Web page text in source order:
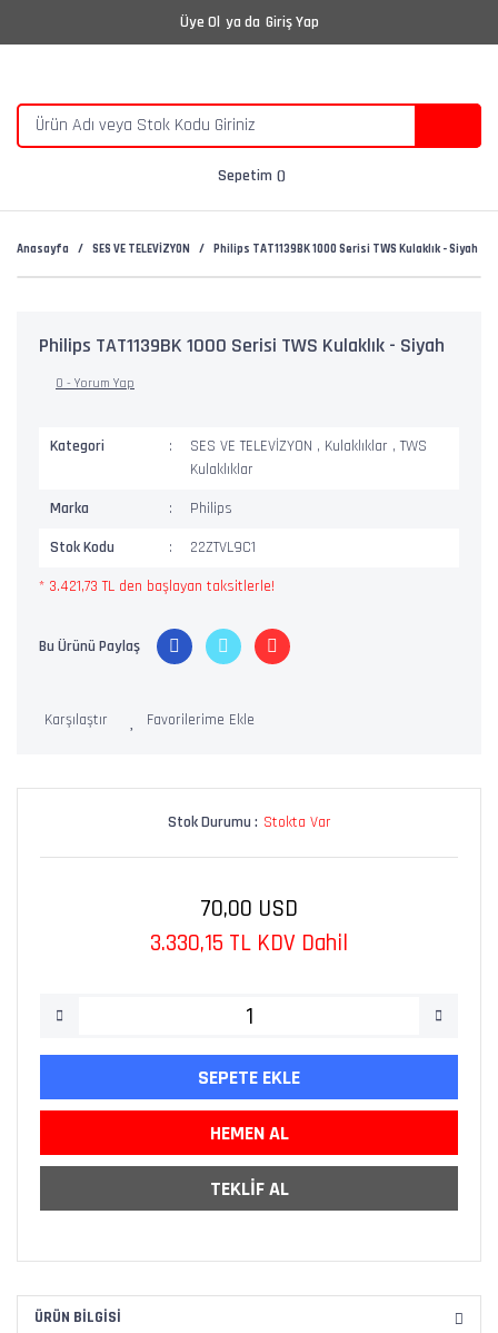
Üye Ol ya da Giriş Yap
Sepetim
Anasayfa SES VE TELEVİZYON Philips TAT1139BK 1000 Serisi TWS Kulaklık - Siyah
Philips TAT1139BK 1000 Serisi TWS Kulaklık - Siyah
0 - Yorum Yap
Kategori SES VE TELEVİZYON , Kulaklıklar ,TWS
Kulaklıklar
Marka
Philips
Stok Kodu
22ZTVL9C1
* 3.421,73 TL den başlayan taksitlerle!
Bu Ürünü Paylaş
Karşılaştır
Stok Durumu : Stokta Var
70,00 USD
3.330,15 TL KDV Dahil
SEPETE EKLE
HEMEN AL
TEKLİF AL
ÜRÜN BILGISI